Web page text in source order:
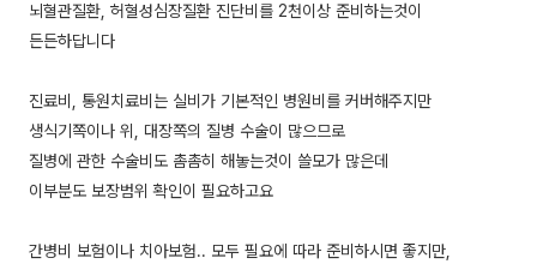
뇌혈관질환, 허혈성심장질환 진단비를 2천이상 준비하는것이
든든하답니다
진료비, 통원치료비는 실비가 기본적인 병원비를 커버해주지만
생식기쪽이나 위, 대장쪽의 질병 수술이 많으므로
질병에 관한 수술비도 촘촘히 해놓는것이 쓸모가 많은데
이부분도 보장범위 확인이 필요하고요
간병비 보험이나 치아보험.. 모두 필요에 따라 준비하시면 좋지만,